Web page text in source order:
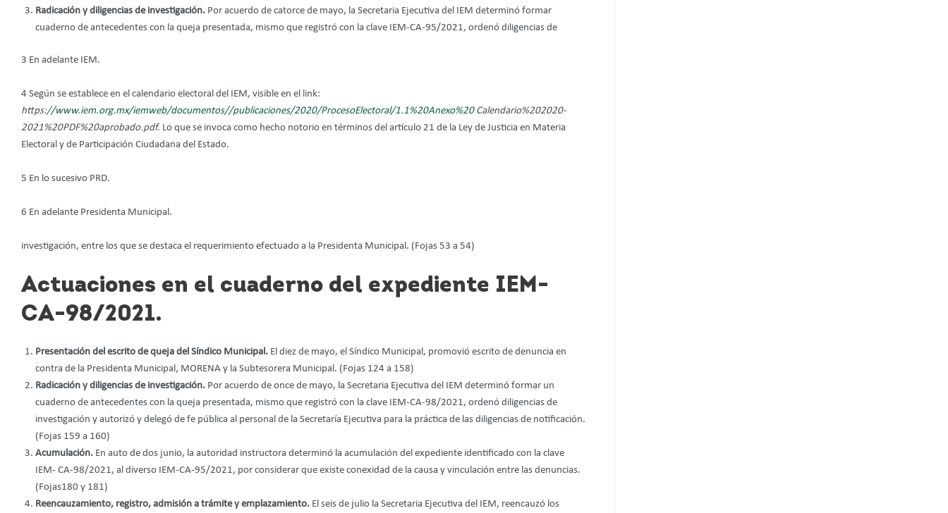
Radicación y diligencias de investigación. Por acuerdo de catorce de mayo, la Secretaria Ejecutiva del IEM determinó formar
cuaderno de antecedentes con la queja presentada, mismo que registró con la clave IEM-CA-95/2021, ordenó diligencias de
3 En adelante IEM.
4 Según se establece en el calendario electoral del IEM, visible en el link:
https://www.iem.org.mx/iemweb/documentos//publicaciones/2020/ProcesoElectoral/1.1%20Anexo%20Calendario%202020-
2021%20PDF%20aprobado.pdf. Lo que se invoca como hecho notorio en términos del artículo 21 de la Ley de Justicia en Materia
Electoral y de Participación Ciudadana del Estado.
5 En lo sucesivo PRD.
6 En adelante Presidenta Municipal.
investigación, entre los que se destaca el requerimiento efectuado a la Presidenta Municipal. (Fojas 53 a 54)
Actuaciones en el cuaderno del expediente IEM-
CA-98/2021.
Presentación del escrito de queja del Síndico Municipal. El diez de mayo, el Síndico Municipal, promovió escrito de denuncia en
contra de la Presidenta Municipal, MORENA y la Subtesorera Municipal. (Fojas 124 a 158)
Radicación y diligencias de investigación. Por acuerdo de once de mayo, la Secretaria Ejecutiva del IEM determinó formar un
cuaderno de antecedentes con la queja presentada, mismo que registró con la clave IEM-CA-98/2021, ordenó diligencias de
investigación y autorizó y delegó de fe pública al personal de la Secretaría Ejecutiva para la práctica de las diligencias de notificación.
(Fojas 159 a 160)
Acumulación. En auto de dos junio, la autoridad instructora determinó la acumulación del expediente identificado con la clave
IEM- CA-98/2021, al diverso IEM-CA-95/2021, por considerar que existe conexidad de la causa y vinculación entre las denuncias.
(Fojas180 y 181)
Reencauzamiento, registro, admisión a trámite y emplazamiento. El seis de julio la Secretaria Ejecutiva del IEM, reencauzó los